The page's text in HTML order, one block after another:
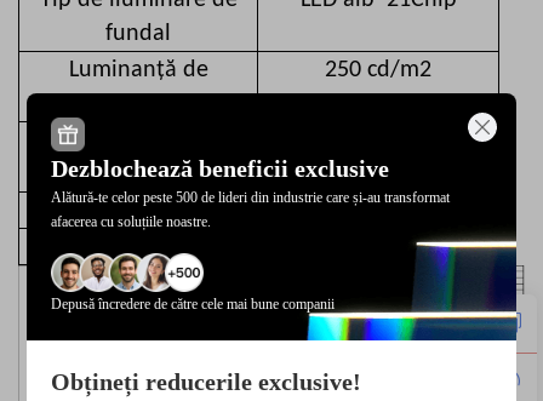
fundal
Luminanță de
250 cd/m2
Circuit integrat driver
LCD
Tip de interfață
MIPI
Tensiune de intrare
Dezblochează beneficii exclusive
Alătură-te celor peste 500 de lideri din industrie care și-au transformat
afacerea cu soluțiile noastre.
Depusă încredere de către cele mai bune companii
Obțineți reducerile exclusive!